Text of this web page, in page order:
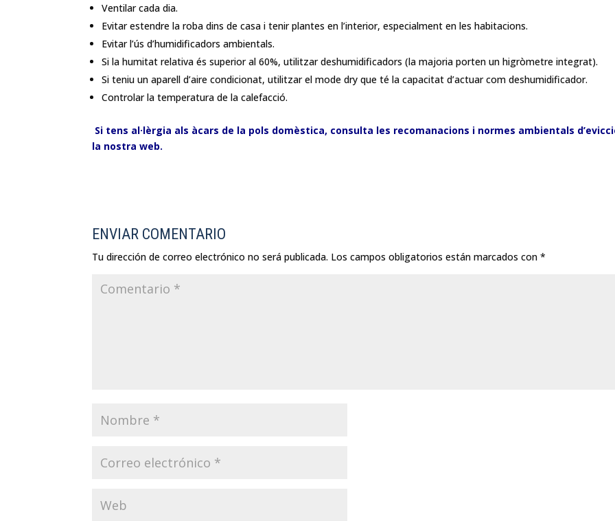
Ventilar cada dia.
Evitar estendre la roba dins de casa i tenir plantes en l’interior, especialment en les habitacions.
Evitar l’ús d’humidificadors ambientals.
Si la humitat relativa és superior al 60%, utilitzar deshumidificadors (la majoria porten un higròmetre integrat).
Si teniu un aparell d’aire condicionat, utilitzar el mode dry que té la capacitat d’actuar com deshumidificador.
Controlar la temperatura de la calefacció.
Si tens al·lèrgia als àcars de la pols domèstica, consulta les recomanacions i normes ambientals
la nostra web.
ENVIAR COMENTARIO
Tu dirección de correo electrónico no será publicada. Los campos obligatorios están marcados con*